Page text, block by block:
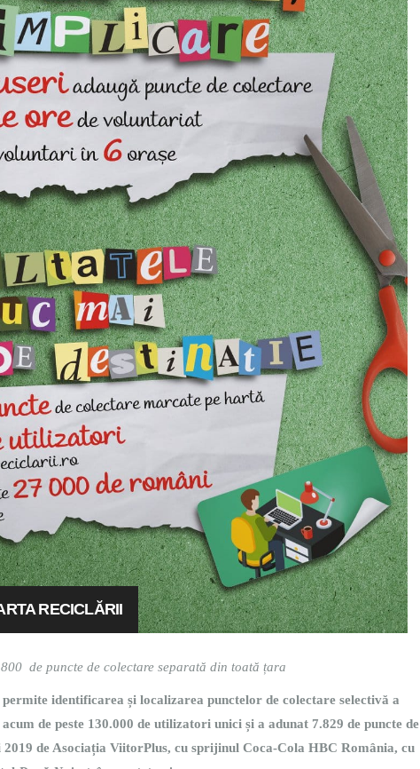
RECICLĂRII
de puncte de colectare separată din toată țara
identificarea și localizarea punctelor de colectare selectivă a
de peste 130.000 de utilizatori unici și a adunat 7.829 de puncte de
de Asociația ViitorPlus, cu sprijinul Coca-Cola HBC România, cu